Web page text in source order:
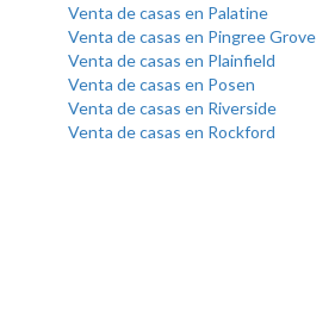
Venta de casas en Palatine
Venta de casas en Pingree Grove
Venta de casas en Plainfield
Venta de casas en Posen
Venta de casas en Riverside
Venta de casas en Rockford